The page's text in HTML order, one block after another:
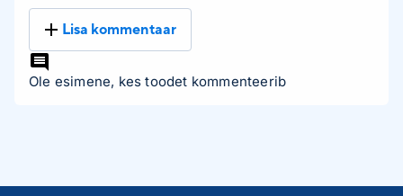
Lisa kommentaar
Ole esimene, kes toodet kommenteerib